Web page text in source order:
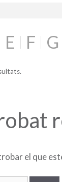
E F G
el que